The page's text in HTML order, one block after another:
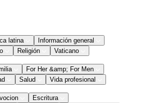
latina
Información general
Religión Vaticano
For Her &amp; For Men
Salud Vida profesional
Escritura